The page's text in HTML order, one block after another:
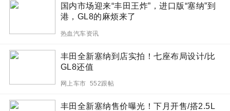
国内市场迎来“丰田王炸”，进口版“塞纳”到
港，GL8的麻烦来了
热血汽车资讯
丰田全新塞纳到店实拍！七座布局设计/比
GL8还值
网上车市 552跟帖
丰田全新塞纳售价曝光！下月开售/搭2.5L